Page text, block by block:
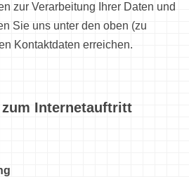
zur Verarbeitung Ihrer Daten und
Sie uns unter den oben (zu
Kontaktdaten erreichen.
Internetauftritt